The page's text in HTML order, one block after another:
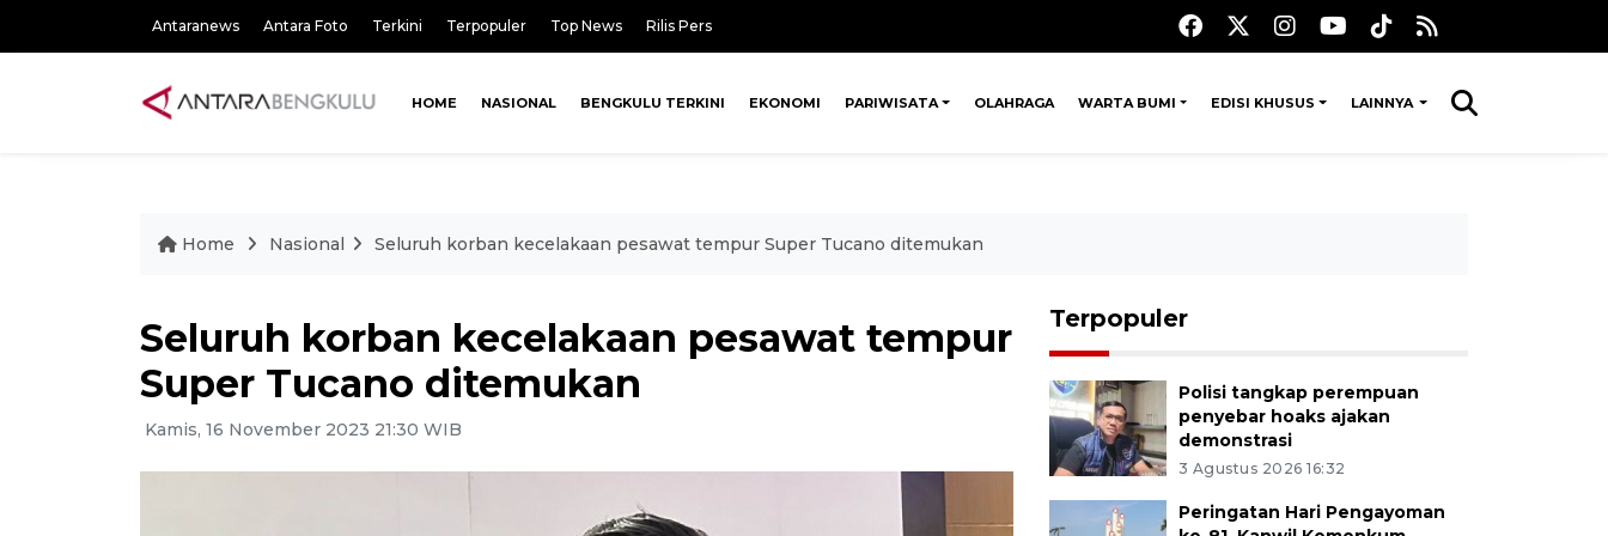
Antaranews Antara Foto Terkini Terpopuler Top News Rilis Pers
HOME NASIONAL BENGKULU TERKINI EKONOMI PARIWISATA OLAHRAGA WARTA BUMI EDISI KHUSUS LAINNYA
Home Nasional Seluruh korban kecelakaan pesawat tempur Super Tucano ditemukan
Seluruh korban kecelakaan pesawat tempur
Super Tucano ditemukan
Kamis, 16 November 2023 21:30 WIB
Terpopuler
Polisi tangkap perempuan
penyebar hoaks ajakan
demonstrasi
3 Agustus 2026 16:32
Peringatan Hari Pengayoman